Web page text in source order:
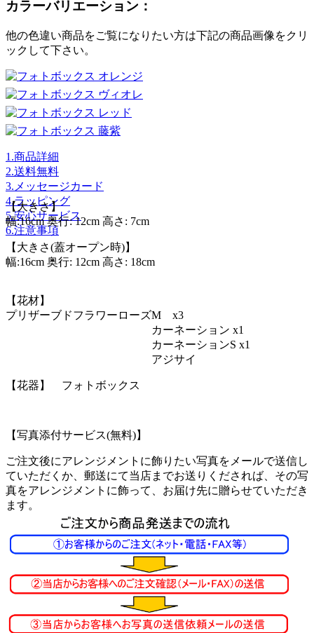
カラーバリエーション：
他の色違い商品をご覧になりたい方は下記の商品画像をクリ
ックして下さい。
1.商品詳細
2.送料無料
3.メッセージカード
4.ラッピング
5.安心サービス
6.注意事項
【大きさ】
幅:16cm 奥行: 12cm 高さ: 7cm
【大きさ(蓋オープン時)】
幅:16cm 奥行: 12cm 高さ: 18cm
【花材】
プリザーブドフラワーローズM x3
カーネーション x1
カーネーションS x1
アジサイ
【花器】 フォトボックス
【写真添付サービス(無料)】
ご注文後にアレンジメントに飾りたい写真をメールで送信し
ていただくか、郵送にて当店までお送りくだされば、その写
真をアレンジメントに飾って、お届け先に贈らせていただき
ます。